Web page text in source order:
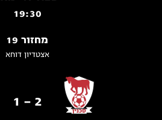
19:30
מחזור 19
אצטדיון דוחא
2 - 1